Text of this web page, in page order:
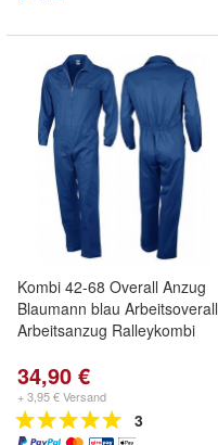
Kombi 42-68 Overall Anzug
Blaumann blau Arbeitsoverall
Arbeitsanzug Ralleykombi
34,90 €
+ 3,95 € Versand
3